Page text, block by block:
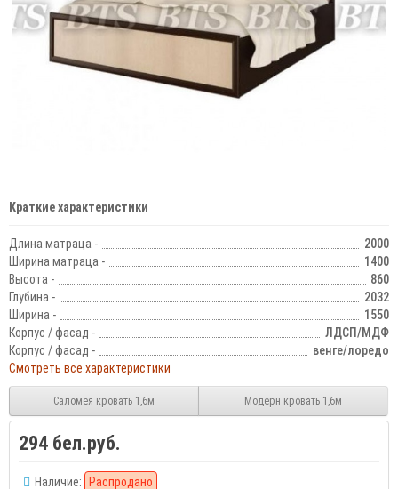
Краткие характеристики
Длина матраца -
2000
Ширина матраца -
1400
Высота -
860
Глубина -
2032
Ширина -
1550
Корпус / фасад -
ЛДСП/МДФ
Корпус / фасад -
венге/лоредо
Смотреть все характеристики
Саломея кровать 1,6м Модерн кровать 1,6м
294 бел.руб.
Наличие: Распродано